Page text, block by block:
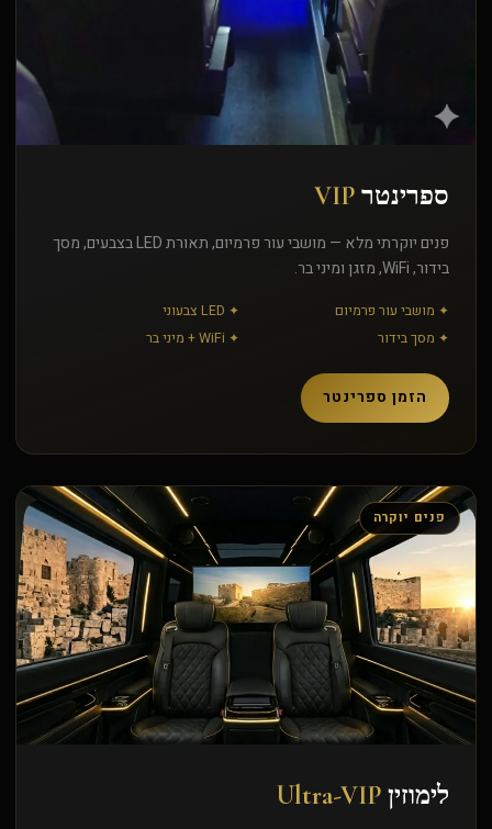
ספרינטר VIP
פנים יוקרתי מלא — מושבי עור פרמיום, תאורת LED בצבעים, מסך
בידור, WiFi, מזגן ומיני בר.
✦ מושבי עור פרמיום
✦ LED צבעוני
✦ מסך בידור
✦ WiFi + מיני בר
הזמן ספרינטר
פנים יוקרה
לימוזין Ultra-VIP